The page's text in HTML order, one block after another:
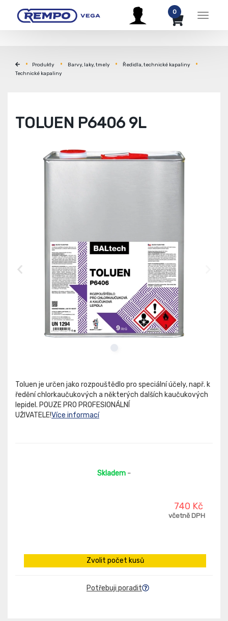
Menu
0
Produkty Barvy, laky, tmely
Ředidla, technické kapaliny
Technické kapaliny
TOLUEN P6406 9L
Toluen je určen jako rozpouštědlo pro speciální účely, např. k
ředění chlorkaučukových a některých dalších kaučukových
lepidel. POUZE PRO PROFESIONÁLNÍ
UŽIVATELE!Více informací
Skladem -
740 Kč
včetně DPH
Zvolit počet kusů
Potřebuji poradit